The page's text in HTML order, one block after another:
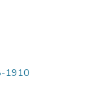
1910